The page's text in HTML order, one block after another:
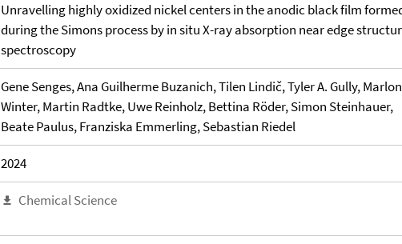
Unravelling highly oxidized nickel centers in the anodic black film
during the Simons process by in situ X-ray absorption near edge
spectroscopy
Gene Senges, Ana Guilherme Buzanich, Tilen Lindič, Tyler A. Gully, Marlon
Winter, Martin Radtke, Uwe Reinholz, Bettina Röder, Simon Steinhauer,
Beate Paulus, Franziska Emmerling, Sebastian Riedel
2024
Chemical Science